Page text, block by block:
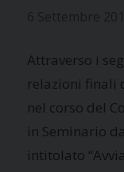
Attraverso i
relazioni finali
nel corso del
in Seminario
intitolato